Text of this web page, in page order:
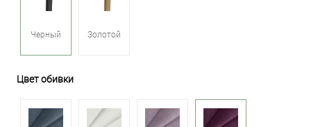
Черный Золотой
Цвет обивки